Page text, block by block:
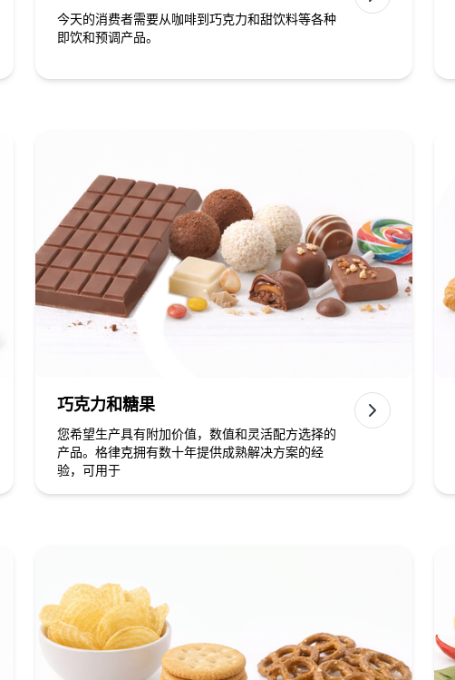
今天的消费者需要从咖啡到巧克力和甜饮料等各种
即饮和预调产品。
巧克力和糖果
您希望生产具有附加价值，数值和灵活配方选择的
产品。格律克拥有数十年提供成熟解决方案的经
验，可用于